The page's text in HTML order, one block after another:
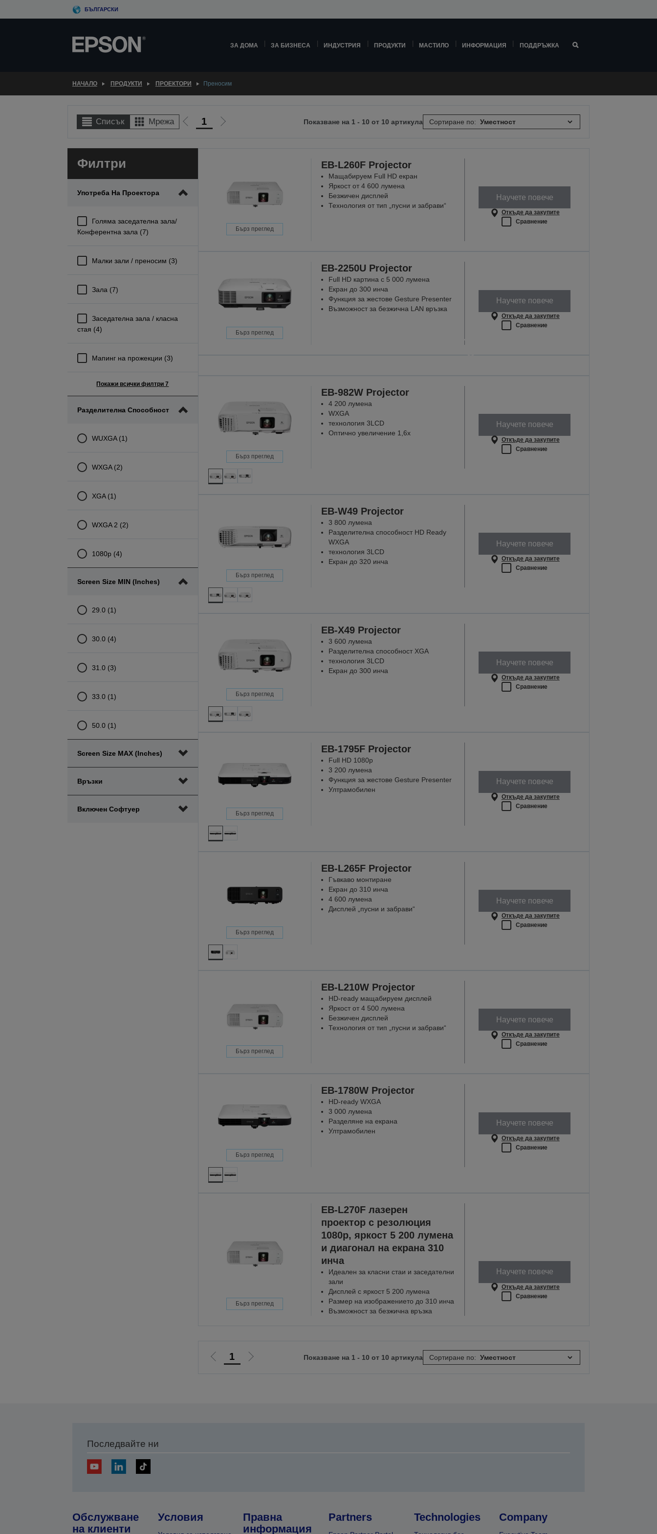
to
БЪЛГАРСКИ
ЗА ДОМА ЗА БИЗНЕСА ИНДУСТРИЯ ПРОДУКТИ МАСТИЛО ИНФОРМАЦИЯ ПОДДРЪЖКА
НАЧАЛО ПРОДУКТИ ПРОЕКТОРИ Преносим
Списък Мрежа
Отиди
предишната
1
Отиди
Показване на 1 - 10 от 10 артикула Сортиране по:
Филтри
Употреба На Проектора
Голяма заседателна зала/
Конферентна зала (7)
Mалки зали / преносим (3)
Зала (7)
Заседателна зала / класна
стая (4)
Мапинг на прожекции (3)
Покажи всички филтри 7
Разделителна Способност
WUXGA (1)
WXGA (2)
XGA (1)
WXGA 2 (2)
1080p (4)
Screen Size MIN (inches)
29.0 (1)
30.0 (4)
31.0 (3)
33.0 (1)
50.0 (1)
Screen Size MAX (inches)
Връзки
Включен Софтуер
Бърз преглед
EB-L260F Projector
Мащабируем Full HD екран
Яркост от 4 600 лумена
Безжичен дисплей
Технология от тип „пусни и забрави“
Научете повече
Откъде да закупите
Сравнение
Бърз преглед
EB-2250U Projector
Full HD картина с 5 000 лумена
Екран до 300 инча
Функция за жестове Gesture Presenter
Възможност за безжична LAN връзка
Научете повече
Откъде да закупите
Сравнение
Проектори, които работят там,
ОТКРИЙТЕ ПОВЕЧЕ
Бърз преглед
EB-982W Projector
4 200 лумена
WXGA
технология 3LCD
Оптично увеличение 1,6x
Научете повече
Откъде да закупите
Сравнение
Бърз преглед
EB-W49 Projector
3 800 лумена
Разделителна способност HD Ready
WXGA
технология 3LCD
Екран до 320 инча
Научете повече
Откъде да закупите
Сравнение
Бърз преглед
EB-X49 Projector
3 600 лумена
Разделителна способност XGA
технология 3LCD
Екран до 300 инча
Научете повече
Откъде да закупите
Сравнение
Бърз преглед
EB-1795F Projector
Full HD 1080p
3 200 лумена
Функция за жестове Gesture Presenter
Ултрамобилен
Научете повече
Откъде да закупите
Сравнение
Бърз преглед
EB-L265F Projector
Гъвкаво монтиране
Екран до 310 инча
4 600 лумена
Дисплей „пусни и забрави“
Научете повече
Откъде да закупите
Сравнение
Бърз преглед
EB-L210W Projector
HD-ready мащабируем дисплей
Яркост от 4 500 лумена
Безжичен дисплей
Технология от тип „пусни и забрави“
Научете повече
Откъде да закупите
Сравнение
Бърз преглед
EB-1780W Projector
HD-ready WXGA
3 000 лумена
Разделяне на екрана
Ултрамобилен
Научете повече
Откъде да закупите
Сравнение
Бърз преглед
EB-L270F лазерен
проектор с резолюция
1080p, яркост 5 200 лумена
и диагонал на екрана 310
инча
Идеален за класни стаи и заседателни
зали
Дисплей с яркост 5 200 лумена
Размер на изображението до 310 инча
Възможност за безжична връзка
Научете повече
Откъде да закупите
Сравнение
Отиди
1
Отиди
Показване на 1 - 10 от 10 артикула Сортиране по:
Последвайте ни
Обслужване
на клиенти
Условия
Правна
информация
Partners Technologies Company